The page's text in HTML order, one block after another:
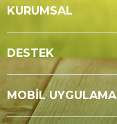
KURUMSAL
DESTEK
MOBİL